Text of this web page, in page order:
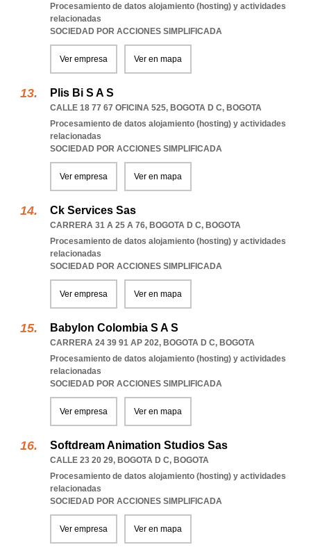
Procesamiento de datos alojamiento (hosting) y actividades
relacionadas
SOCIEDAD POR ACCIONES SIMPLIFICADA
Ver empresa Ver en mapa
Plis Bi S A S
CALLE 18 77 67 OFICINA 525, BOGOTA D C, BOGOTA
Procesamiento de datos alojamiento (hosting) y actividades
relacionadas
SOCIEDAD POR ACCIONES SIMPLIFICADA
Ver empresa Ver en mapa
Ck Services Sas
CARRERA 31 A 25 A 76, BOGOTA D C, BOGOTA
Procesamiento de datos alojamiento (hosting) y actividades
relacionadas
SOCIEDAD POR ACCIONES SIMPLIFICADA
Ver empresa Ver en mapa
Babylon Colombia S A S
CARRERA 24 39 91 AP 202, BOGOTA D C, BOGOTA
Procesamiento de datos alojamiento (hosting) y actividades
relacionadas
SOCIEDAD POR ACCIONES SIMPLIFICADA
Ver empresa Ver en mapa
Softdream Animation Studios Sas
CALLE 23 20 29, BOGOTA D C, BOGOTA
Procesamiento de datos alojamiento (hosting) y actividades
relacionadas
SOCIEDAD POR ACCIONES SIMPLIFICADA
Ver empresa Ver en mapa